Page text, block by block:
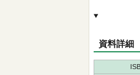
資料詳細